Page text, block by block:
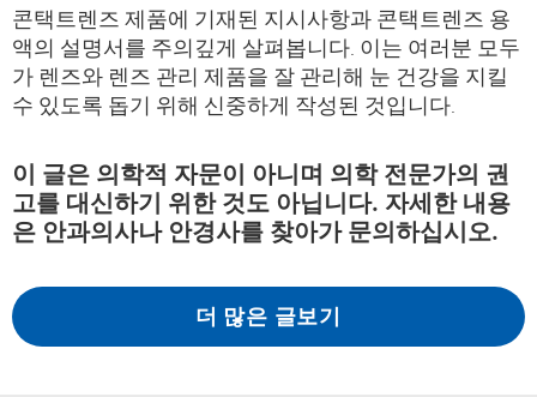
콘택트렌즈 제품에 기재된 지시사항과 콘택트렌즈 용
액의 설명서를 주의깊게 살펴봅니다. 이는 여러분 모두
가 렌즈와 렌즈 관리 제품을 잘 관리해 눈 건강을 지킬
수 있도록 돕기 위해 신중하게 작성된 것입니다.
이 글은 의학적 자문이 아니며 의학 전문가의 권
고를 대신하기 위한 것도 아닙니다. 자세한 내용
은 안과의사나 안경사를 찾아가 문의하십시오.
더 많은 글보기